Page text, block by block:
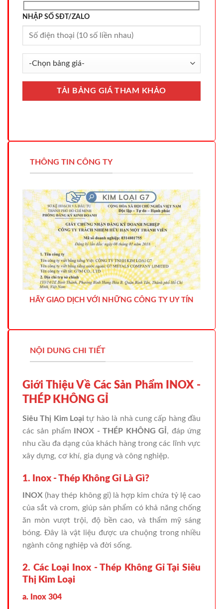
NHẬP SỐ SĐT/ZALO
THÔNG TIN CÔNG TY
HÃY GIAO DỊCH VỚI NHỮNG CÔNG TY UY TÍN
NỘI DUNG CHI TIẾT
Giới Thiệu Về Các Sản Phẩm INOX -
THÉP KHÔNG GỈ
Siêu Thị Kim Loại tự hào là nhà cung cấp hàng đầu
các sản phẩm
INOX - THÉP KHÔNG GỈ , đáp ứng
nhu cầu đa dạng của khách hàng trong các lĩnh vực
xây dựng, cơ khí, gia dụng và công nghiệp.
1. Inox - Thép Không Gỉ Là Gì?
INOX (hay thép không gỉ) là hợp kim chứa tỷ lệ cao
của sắt và crom, giúp sản phẩm có khả năng chống
ăn mòn vượt trội, độ bền cao, và thẩm mỹ sáng
bóng. Đây là vật liệu được ưa chuộng trong nhiều
ngành công nghiệp và đời sống.
2. Các Loại Inox - Thép Không Gỉ Tại Siêu
Thị Kim Loại
a. Inox 304